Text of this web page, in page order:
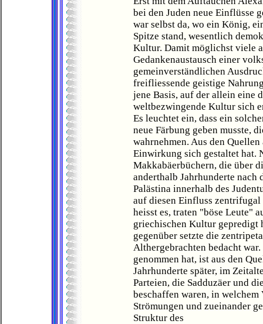
bei den Juden neue Einflüsse
war selbst da, wo ein König,
Spitze stand, wesentlich
Kultur. Damit möglichst viele
Gedankenaustausch einer
gemeinverständlichen
freifliessende geistige
jene Basis, auf der allein eine
weltbezwingende Kultur sich
Es leuchtet ein, dass ein
neue Färbung geben musste,
wahrnehmen. Aus den
Einwirkung sich gestaltet hat.
Makkabäerbüchern, die über
anderthalb Jahrhunderte
Palästina innerhalb des
auf diesen Einfluss
heisst es, traten "böse Leute"
griechischen Kultur gepredigt
gegenüber setzte die
Althergebrachten bedacht
genommen hat, ist aus den
Jahrhunderte später, im
Parteien, die Sadduzäer und
beschaffen waren, in
Strömungen und zueinander
Struktur des